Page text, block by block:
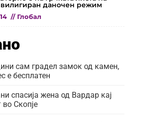
даночен режим
// Глобал
сам градел замок од камен,
е бесплатен
спасија жена од Вардар кај
Скопје